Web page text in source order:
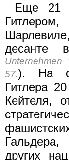
Еще 21
десанте
Unternehmen
57.). На
Гитлера
Кейтеля,
других